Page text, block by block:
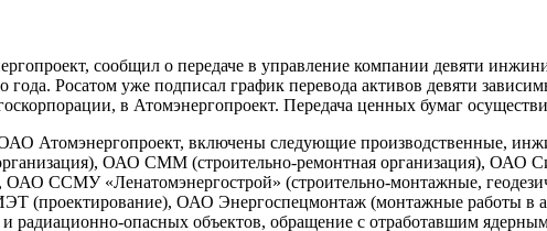
сообщил о передаче в управление компании девяти
года. Росатом уже подписал график перевода активов девяти
в Атомэнергопроект. Передача ценных бумаг
Атомэнергопроект, включены следующие производственные,
ОАО СММ (строительно-ремонтная организация),
ССМУ «Ленатомэнергострой» (строительно-монтажные,
(проектирование), ОАО Энергоспецмонтаж (монтажные работы
радиационно-опасных объектов, обращение с отработавшим